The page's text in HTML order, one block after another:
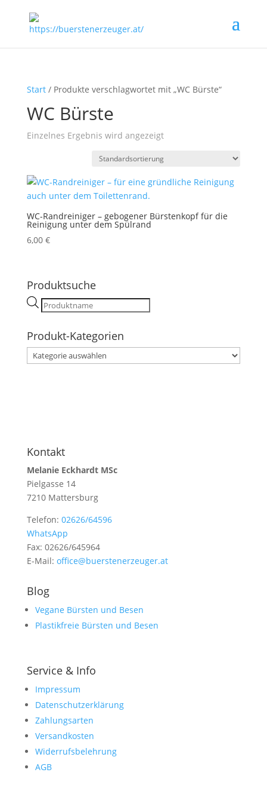
Start/ Produkte verschlagwortet mit „WC Bürste“
WC Bürste
Einzelnes Ergebnis wird angezeigt
WC-Randreiniger – gebogener Bürstenkopf für die
Reinigung unter dem Spülrand
6,00 €
Produktsuche
Products
Produkt-Kategorien
Kontakt
Melanie Eckhardt MSc
Pielgasse 14
7210 Mattersburg
Telefon: 02626/64596
WhatsApp
Fax: 02626/645964
E-Mail: office@buerstenerzeuger.at
Blog
Vegane Bürsten und Besen
Plastikfreie Bürsten und Besen
Service & Info
Impressum
Datenschutzerklärung
Zahlungsarten
Versandkosten
Widerrufsbelehrung
AGB